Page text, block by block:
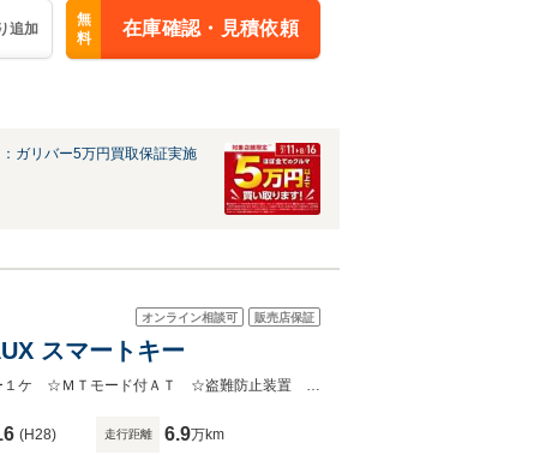
追加
無
料
在庫確認・見積依頼
ガリバー5万円買取保証実施
オンライン相談可 販売店保証
スマートキー
☆ＬＥＤヘッドライト ☆ＵＳＢ ☆ＡＵＸ ☆スマートキー ☆スペアキー１ケ ☆ＭＴモード付ＡＴ ☆盗難防止装置 ☆フォグランプ ☆社外フロアマット
(H28) 走行距離 6.9万km